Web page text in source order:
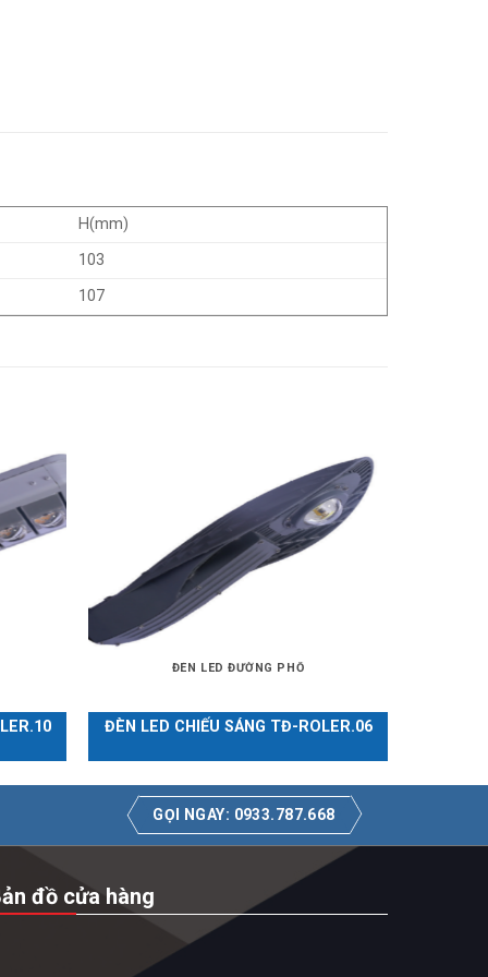
H(mm)
103
107
ĐÈN LED ĐƯỜNG PHỐ
ĐÈN LED CHIẾU SÁNG TĐ-ROLER.06
GỌI NGAY: 0933.787.668
đồ cửa hàng